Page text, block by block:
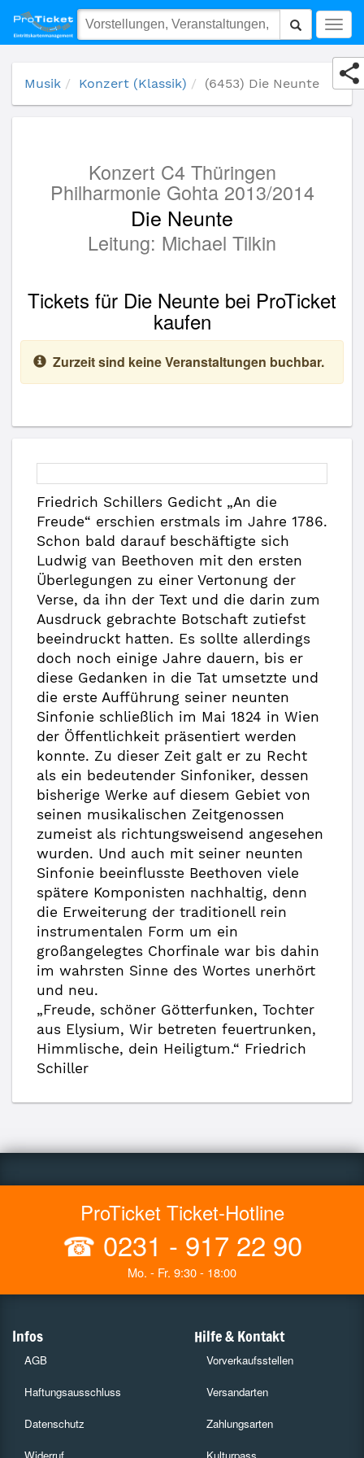
(6453) Die Neunte
Musik Konzert (Klassik) (6453) Die Neunte
Konzert C4 Thüringen
Philharmonie Gohta 2013/2014
Die Neunte
Leitung: Michael Tilkin
Tickets für Die Neunte bei ProTicket
kaufen
Zurzeit sind keine Veranstaltungen buchbar.
Friedrich Schillers Gedicht „An die
Freude“ erschien erstmals im Jahre 1786.
Schon bald darauf beschäftigte sich
Ludwig van Beethoven mit den ersten
Überlegungen zu einer Vertonung der
Verse, da ihn der Text und die darin zum
Ausdruck gebrachte Botschaft zutiefst
beeindruckt hatten. Es sollte allerdings
doch noch einige Jahre dauern, bis er
diese Gedanken in die Tat umsetzte und
die erste Aufführung seiner neunten
Sinfonie schließlich im Mai 1824 in Wien
der Öffentlichkeit präsentiert werden
konnte. Zu dieser Zeit galt er zu Recht
als ein bedeutender Sinfoniker, dessen
bisherige Werke auf diesem Gebiet von
seinen musikalischen Zeitgenossen
zumeist als richtungsweisend angesehen
wurden. Und auch mit seiner neunten
Sinfonie beeinflusste Beethoven viele
spätere Komponisten nachhaltig, denn
die Erweiterung der traditionell rein
instrumentalen Form um ein
großangelegtes Chorfinale war bis dahin
im wahrsten Sinne des Wortes unerhört
und neu.
„Freude, schöner Götterfunken, Tochter
aus Elysium, Wir betreten feuertrunken,
Himmlische, dein Heiligtum.“ Friedrich
Schiller
ProTicket Ticket-Hotline
☎ 0231 - 917 22 90
Mo. - Fr. 9:30 - 18:00
Infos
AGB
Haftungsausschluss
Datenschutz
Hilfe & Kontakt
Vorverkaufsstellen
Versandarten
Zahlungsarten